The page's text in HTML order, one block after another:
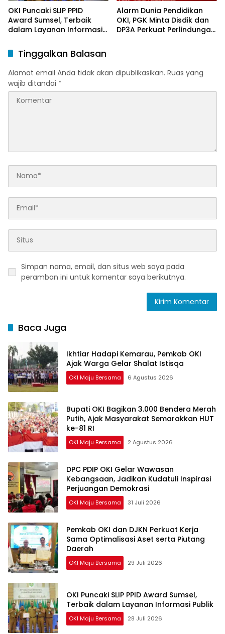
OKI Puncaki SLIP PPID
Award Sumsel, Terbaik
dalam Layanan Informasi
Alarm Dunia Pendidikan
OKI, PGK Minta Disdik dan
DP3A Perkuat Perlindungan
Tinggalkan Balasan
Alamat email Anda tidak akan dipublikasikan. Ruas yang
wajib ditandai *
Simpan nama, email, dan situs web saya pada
peramban ini untuk komentar saya berikutnya.
Baca Juga
Ikhtiar Hadapi Kemarau, Pemkab OKI
Ajak Warga Gelar Shalat Istisqa
OKI Maju Bersama 6 Agustus 2026
Bupati OKI Bagikan 3.000 Bendera Merah
Putih, Ajak Masyarakat Semarakkan HUT
ke-81 RI
OKI Maju Bersama 2 Agustus 2026
DPC PDIP OKI Gelar Wawasan
Kebangsaan, Jadikan Kudatuli Inspirasi
Perjuangan Demokrasi
OKI Maju Bersama 31 Juli 2026
Pemkab OKI dan DJKN Perkuat Kerja
Sama Optimalisasi Aset serta Piutang
Daerah
OKI Maju Bersama 29 Juli 2026
OKI Puncaki SLIP PPID Award Sumsel,
Terbaik dalam Layanan Informasi Publik
OKI Maju Bersama 28 Juli 2026